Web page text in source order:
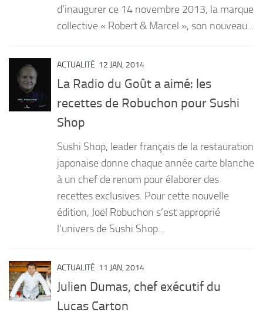
d’inaugurer ce 14 novembre 2013, la marque
collective « Robert & Marcel », son nouveau...
ACTUALITÉ 12 JAN, 2014
La Radio du Goût a aimé: les
recettes de Robuchon pour Sushi
Shop
Sushi Shop, leader français de la restauration
japonaise donne chaque année carte blanche
à un chef de renom pour élaborer des
recettes exclusives. Pour cette nouvelle
édition, Joël Robuchon s’est approprié
l’univers de Sushi Shop...
ACTUALITÉ 11 JAN, 2014
Julien Dumas, chef exécutif du
Lucas Carton